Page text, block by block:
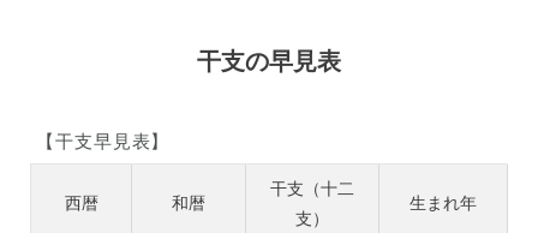
干支の早見表
【干支早見表】
西暦 和暦
干支（十二
支）
生まれ年